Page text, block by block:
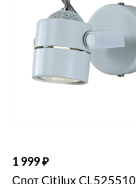
1 999
Спот Citilux CL525510